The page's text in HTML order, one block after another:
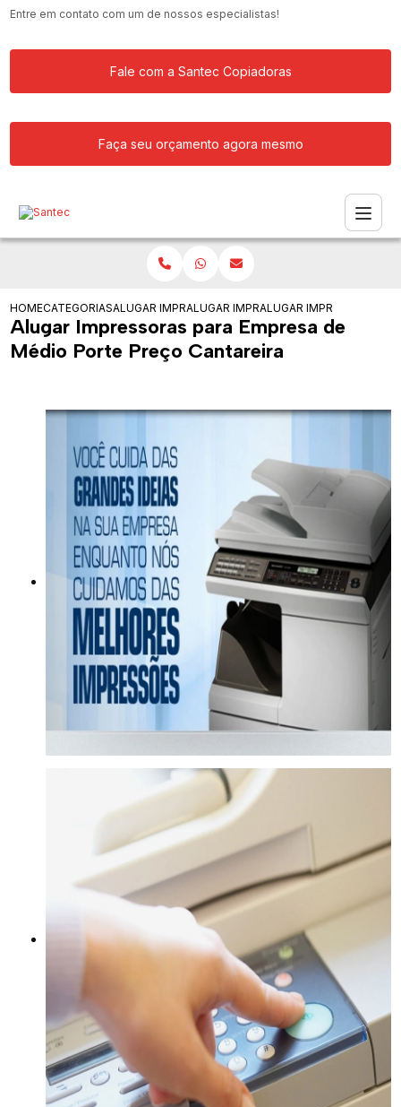
Entre em contato com um de nossos especialistas!
Fale com a Santec Copiadoras
Faça seu orçamento agora mesmo
HOMECATEGORIASALUGAR IMPRESSORAALUGAR IMPRESSORAS PARA
ALUGAR IMPRESSORAS
Alugar Impressoras para Empresa de
Médio Porte Preço Cantareira